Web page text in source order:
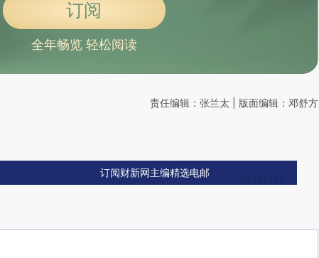
订阅
全年畅览 轻松阅读
责任编辑：张兰太 | 版面编辑：邓舒方
订阅财新网主编精选电邮